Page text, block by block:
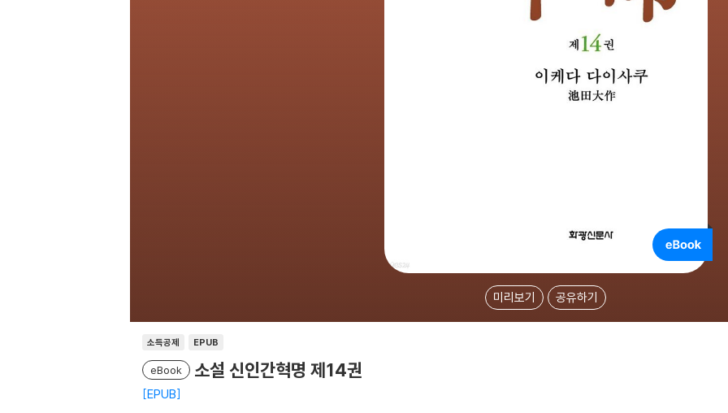
미리보기 공유하기
소득공제 EPUB
eBook 소설 신인간혁명 제14권
EPUB